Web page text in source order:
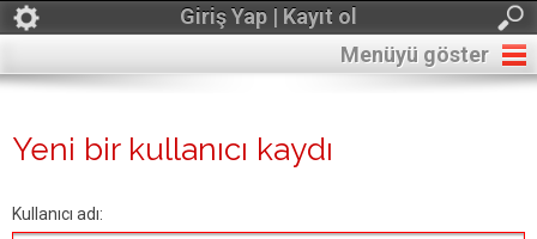
Giriş Yap | Kayıt ol
Menüyü göster
Yeni bir kullanıcı kaydı
Kullanıcı adı: